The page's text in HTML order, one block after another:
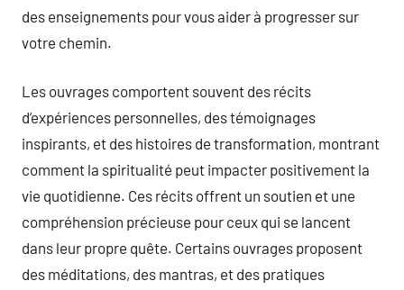
des enseignements pour vous aider à progresser sur
votre chemin.
Les ouvrages comportent souvent des récits
d’expériences personnelles, des témoignages
inspirants, et des histoires de transformation, montrant
comment la spiritualité peut impacter positivement la
vie quotidienne. Ces récits offrent un soutien et une
compréhension précieuse pour ceux qui se lancent
dans leur propre quête. Certains ouvrages proposent
des méditations, des mantras, et des pratiques